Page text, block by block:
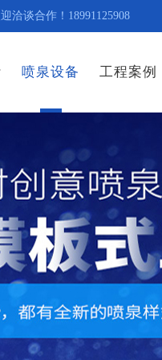
洽谈合作！18991125908
喷泉设备 工程案例